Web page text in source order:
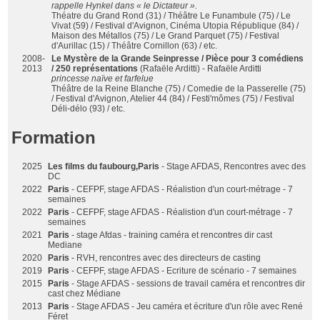
rappelle Hynkel dans « le Dictateur ».
Théatre du Grand Rond (31) / Théâtre Le Funambule (75) / Le
Vivat (59) / Festival d'Avignon, Cinéma Utopia République (84) /
Maison des Métallos (75) / Le Grand Parquet (75) / Festival
d'Aurillac (15) / Théâtre Cornillon (63) / etc.
2008-
2013
Le Mystère de la Grande Seinpresse / Pièce pour 3 comédiens
/ 250 représentations (Rafaële Arditti) - Rafaële Arditti
princesse naïve et farfelue
Théâtre de la Reine Blanche (75) / Comedie de la Passerelle (75)
/ Festival d'Avignon, Atelier 44 (84) / Festi'mômes (75) / Festival
Déli-délo (93) / etc.
Formation
2025 Les films du faubourg,Paris - Stage AFDAS, Rencontres avec des
DC
2022
Paris - CEFPF, stage AFDAS - Réalistion d'un court-métrage - 7
semaines
2022
Paris - CEFPF, stage AFDAS - Réalistion d'un court-métrage - 7
semaines
2021
Paris - stage Afdas - training caméra et rencontres dir cast
Mediane
2020 Paris - RVH, rencontres avec des directeurs de casting
2019
Paris - CEFPF, stage AFDAS - Ecriture de scénario - 7 semaines
2015
Paris - Stage AFDAS - sessions de travail caméra et rencontres dir
cast chez Médiane
2013
Paris - Stage AFDAS - Jeu caméra et écriture d'un rôle avec René
Féret